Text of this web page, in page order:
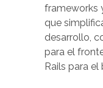
frameworks
que
desarrollo,
para el
Rails para el